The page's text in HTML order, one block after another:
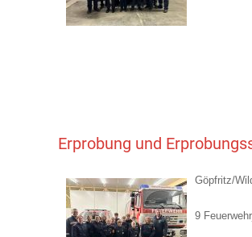
Erprobung und
Göpfritz/
9